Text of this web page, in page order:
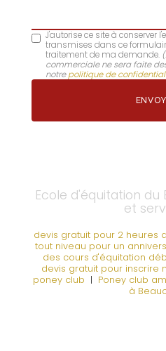
J'autorise ce site à conserver
transmises dans ce
traitement de ma demande.
commerciale ne sera faite
notrepolitique de
Ecole d'équitation du
et
devis gratuit pour 2 heures
tout niveau pour un
des cours d'équitation
devis gratuit pour inscrire
poney club | Poney club
à